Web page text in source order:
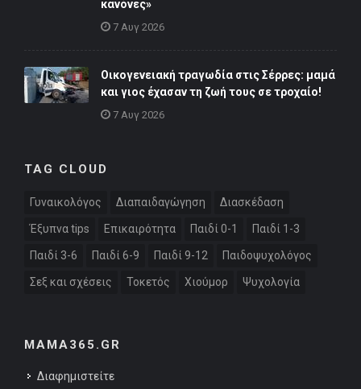
κανόνες»
7 Αυγ 2026
Οικογενειακή τραγωδία στις Σέρρες: μαμά
και γιος έχασαν τη ζωή τους σε τροχαίο!
7 Αυγ 2026
TAG CLOUD
Γυναικολόγος Διαπαιδαγώγηση Διασκέδαση
Έξυπνα tips Επικαιρότητα Παιδί 0-1 Παιδί 1-3
Παιδί 3-6 Παιδί 6-9 Παιδί 9-12 Παιδοψυχολόγος
Σεξ και σχέσεις Τοκετός Χιούμορ Ψυχολογία
MAMA365.GR
Διαφημιστείτε